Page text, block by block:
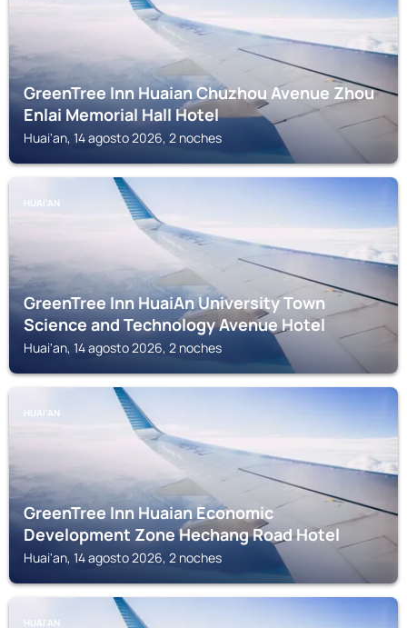
GreenTree Inn Huaian Chuzhou Avenue Zhou
Enlai Memorial Hall Hotel
Huai'an, 14 agosto 2026, 2 noches
HUAI'AN
GreenTree Inn HuaiAn University Town
Science and Technology Avenue Hotel
Huai'an, 14 agosto 2026, 2 noches
HUAI'AN
GreenTree Inn Huaian Economic
Development Zone Hechang Road Hotel
Huai'an, 14 agosto 2026, 2 noches
HUAI'AN